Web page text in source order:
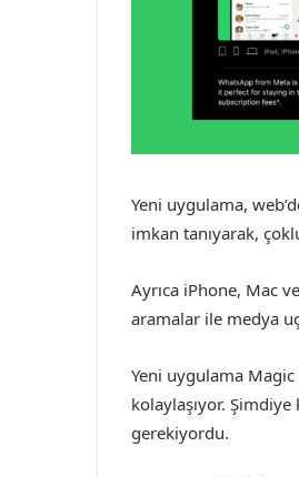
Yeni uygulama,
imkan tanıyarak,
Ayrıca iPhone, Mac
aramalar ile medya
Yeni uygulama Magic
kolaylaşıyor.
gerekiyordu.